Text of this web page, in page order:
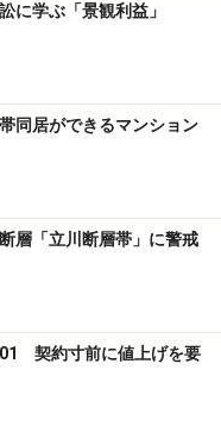
に学ぶ「景観利益」
同居ができるマンション
層「立川断層帯」に警戒
契約寸前に値上げを要